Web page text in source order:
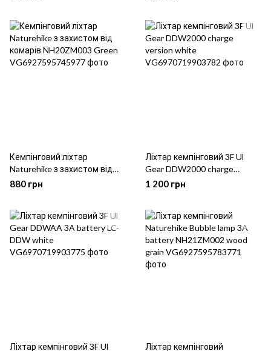
Кемпінговий ліхтар
Naturehike з захистом від
комарів NH20ZM003 Green
880 грн
Ліхтар кемпінговий 3F Ul
Gear DDW2000 charge
version white
1 200 грн
Ліхтар кемпінговий 3F Ul Ліхтар кемпінговий